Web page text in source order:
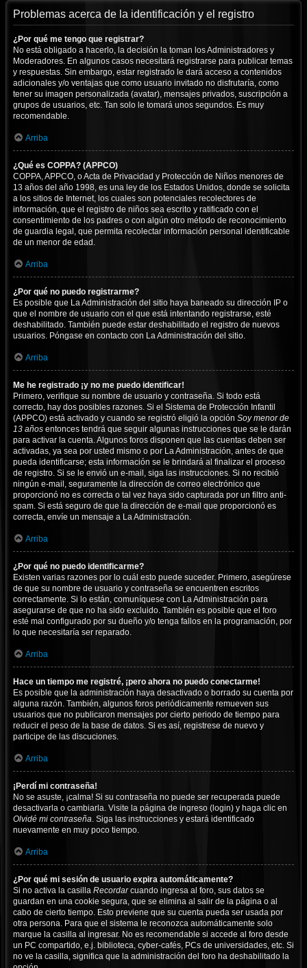
Problemas acerca de la identificación y el registro
¿Por qué me tengo que registrar?
No está obligado a hacerlo, la decisión la toman los Administradores y
Moderadores. En algunos casos necesitará registrarse para publicar temas
y respuestas. Sin embargo, estar registrado le dará acceso a contenidos
adicionales y/o ventajas que como usuario invitado no disfrutaría, como
tener su imagen personalizada (avatar), mensajes privados, suscripción a
grupos de usuarios, etc. Tan solo le tomará unos segundos. Es muy
recomendable.
Arriba
¿Qué es COPPA? (APPCO)
COPPA, APPCO, o Acta de Privacidad y Protección de Niños menores de
13 años del año 1998, es una ley de los Estados Unidos, donde se solicita
a los sitios de Internet, los cuales son potenciales recolectores de
información, que el registro de niños sea escrito y ratificado con el
consentimiento de los padres o con algún otro método de reconocimiento
de guardia legal, que permita recolectar información personal identificable
de un menor de edad.
Arriba
¿Por qué no puedo registrarme?
Es posible que La Administración del sitio haya baneado su dirección IP o
que el nombre de usuario con el que está intentando registrarse, esté
deshabilitado. También puede estar deshabilitado el registro de nuevos
usuarios. Póngase en contacto con La Administración del sitio.
Arriba
Me he registrado ¡y no me puedo identificar!
Primero, verifique su nombre de usuario y contraseña. Si todo está
correcto, hay dos posibles razones. Si el Sistema de Protección Infantil
(APPCO) está activado y cuando se registró eligió la opción Soy menor de
13 años entonces tendrá que seguir algunas instrucciones que se le darán
para activar la cuenta. Algunos foros disponen que las cuentas deben ser
activadas, ya sea por usted mismo o por La Administración, antes de que
pueda identificarse; esta información se le brindará al finalizar el proceso
de registro. Si se le envió un e-mail, siga las instrucciones. Si no recibió
ningún e-mail, seguramente la dirección de correo electrónico que
proporcionó no es correcta o tal vez haya sido capturada por un filtro anti-
spam. Si está seguro de que la dirección de e-mail que proporcionó es
correcta, envíe un mensaje a La Administración.
Arriba
¿Por qué no puedo identificarme?
Existen varias razones por lo cuál esto puede suceder. Primero, asegúrese
de que su nombre de usuario y contraseña se encuentren escritos
correctamente. Si lo están, comuníquese con La Administración para
asegurarse de que no ha sido excluido. También es posible que el foro
esté mal configurado por su dueño y/o tenga fallos en la programación, por
lo que necesitaría ser reparado.
Arriba
Hace un tiempo me registré, ¡pero ahora no puedo conectarme!
Es posible que la administración haya desactivado o borrado su cuenta por
alguna razón. También, algunos foros periódicamente remueven sus
usuarios que no publicaron mensajes por cierto periodo de tiempo para
reducir el peso de la base de datos. Si es así, registrese de nuevo y
participe de las discuciones.
Arriba
¡Perdí mi contraseña!
No se asuste, ¡calma! Si su contraseña no puede ser recuperada puede
desactivarla o cambiarla. Visite la página de ingreso (login) y haga clic en
Olvidé mi contraseña. Siga las instrucciones y estará identificado
nuevamente en muy poco tiempo.
Arriba
¿Por qué mi sesión de usuario expira automáticamente?
Si no activa la casilla Recordarcuando ingresa al foro, sus datos se
guardan en una cookie segura, que se elimina al salir de la página o al
cabo de cierto tiempo. Esto previene que su cuenta pueda ser usada por
otra persona. Para que el sistema le reconozca automáticamente solo
marque la casilla al ingresar. No es recomendable si accede al foro desde
un PC compartido, e.j. biblioteca, cyber-cafés, PCs de universidades, etc. Si
no ve la casilla, significa que la administración del foro ha deshabilitado la